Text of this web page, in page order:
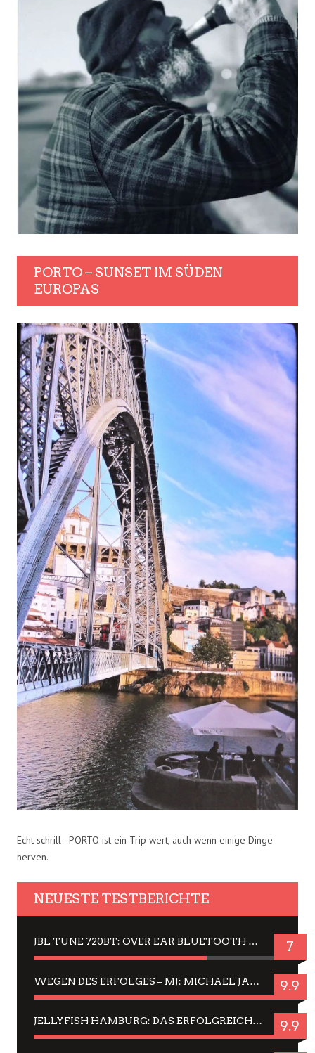
PORTO – SUNSET IM SÜDEN
EUROPAS
Echt schrill - PORTO ist ein Trip wert, auch wenn einige Dinge
nerven.
NEUESTE TESTBERICHTE
JBL TUNE 720BT: OVER EAR BLUETOOTH KOPFHÖRER UM DIE 50,-€ IM DAUER-TEST 7
WEGEN DES ERFOLGES – MJ: MICHAEL JACKSON MUSICAL IN EINER MATINEE SEHEN 9.9
JELLYFISH HAMBURG: DAS ERFOLGREICHE SOMMER-MENÜ 2025 IN GEFÜHLEN UND BILDERN 9.9